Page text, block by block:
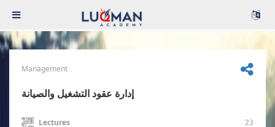
Management
إدارة عقود التشغيل والصيانة
Lectures 23